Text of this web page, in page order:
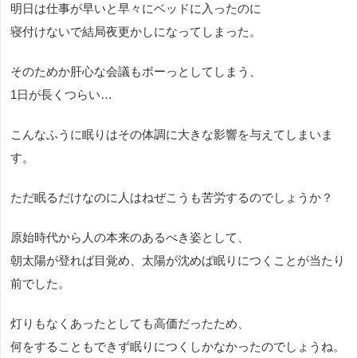
明日は仕事が早いと早々にベッドに入ったのに
寝付けないで結局夜更かしになってしまった。
そのためか肝心な会議もボーっとしてしまう、
1日が長くつらい…
こんなふうに眠りはその体調に大きな影響を与えてしまいま
す。
ただ眠るだけなのに人はねぜこうも苦労するのでしょうか？
原始時代から人の本来のあるべき姿として、
朝太陽が登れば目覚め、太陽が沈めば眠りにつくことが当たり
前でした。
灯りもなくあったとしても高価だったため、
何をすることもできず眠りにつくしかなかったのでしょうね。